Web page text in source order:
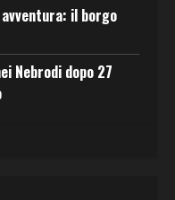
il borgo
Nebrodi dopo 27